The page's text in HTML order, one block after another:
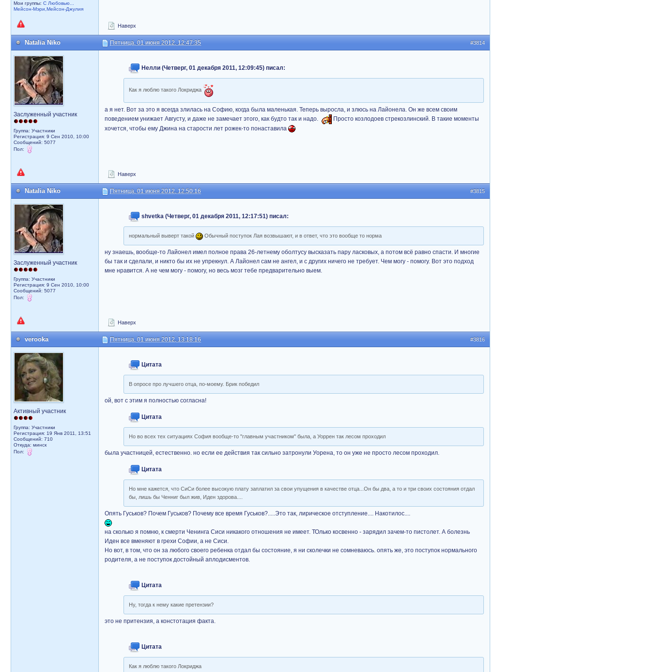
Мои группы: С Любовью...
Мейсон-Мэри,Мейсон-Джулия
Наверх
#3814
Natalia Niko Пятница, 01 июня 2012, 12:47:35
Заслуженный участник
Группа: Участники
Регистрация: 9 Сен 2010, 10:00
Сообщений: 5077
Пол:
Нелли (Четверг, 01 декабря 2011, 12:09:45) писал:
Как я люблю такого Локриджа
а я нет. Вот за это я всегда злилась на Софию, когда была маленькая. Теперь выросла, и злюсь на Лайонела. Он же всем своим
поведением унижает Августу, и даже не замечает этого, как будто так и надо.
Просто козлодоев стрекозлинский. В такие моменты
хочется, чтобы ему Джина на старости лет рожек-то понаставила
Наверх
#3815
Natalia Niko Пятница, 01 июня 2012, 12:50:16
Заслуженный участник
Группа: Участники
Регистрация: 9 Сен 2010, 10:00
Сообщений: 5077
Пол:
shvetka (Четверг, 01 декабря 2011, 12:17:51) писал:
нормальный выверт такой Обычный поступок Лая возвышают, и в ответ, что это вообще то норма
ну знаешь, вообще-то Лайонел имел полное права 26-летнему оболтусу высказать пару ласковых, а потом всё равно спасти. И многие
бы так и сделали, и никто бы их не упрекнул. А Лайонел сам не ангел, и с других ничего не требует. Чем могу - помогу. Вот это подход
мне нравится. А не чем могу - помогу, но весь мозг тебе предварительно выем.
Наверх
#3816
verooka Пятница, 01 июня 2012, 13:18:16
Активный участник
Группа: Участники
Регистрация: 19 Янв 2011, 13:51
Сообщений: 710
Откуда: минск
Пол:
Цитата
В опросе про лучшего отца, по-моему. Брик победил
ой, вот с этим я полностью согласна!
Цитата
Но во всех тех ситуациях София вообще-то "главным участником" была, а Уоррен так лесом проходил
была участницей, естественно. но если ее действия так сильно затронули Уорена, то он уже не просто лесом проходил.
Цитата
Но мне кажется, что СиСи более высокую плату заплатил за свои упущения в качестве отца...Он бы два, а то и три своих состояния отдал
бы, лишь бы Ченниг был жив, Иден здорова....
Опять Гуськов? Почем Гуськов? Почему все время Гуськов?.....Это так, лирическое отступление.... Накотилос....
на сколько я помню, к смерти Ченинга Сиси никакого отношения не имеет. ТОлько косвенно - зарядил зачем-то пистолет. А болезнь
Иден все вменяют в грехи Софии, а не Сиси.
Но вот, в том, что он за любого своего ребенка отдал бы состояние, я ни сколечки не сомневаюсь. опять же, это поступок нормального
родителя, а не поступок достойный аплодисментов.
Цитата
Ну, тогда к нему какие претензии?
это не притензия, а констотация факта.
Цитата
Как я люблю такого Локриджа